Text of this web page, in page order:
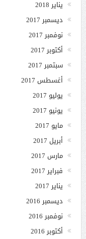
يناير 2018
ديسمبر 2017
نوفمبر 2017
أكتوبر 2017
سبتمبر 2017
أغسطس 2017
يوليو 2017
يونيو 2017
مايو 2017
أبريل 2017
مارس 2017
فبراير 2017
يناير 2017
ديسمبر 2016
نوفمبر 2016
أكتوبر 2016